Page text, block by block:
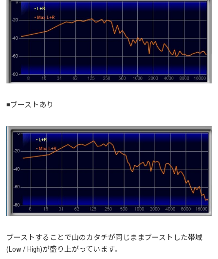
◾️ブーストあり
ブーストすることで山のカタチが同じままブーストした帯域
(Low / High)が盛り上がっています。